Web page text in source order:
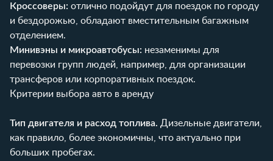
Кроссоверы: отлично подойдут для поездок по городу
и бездорожью, обладают вместительным багажным
отделением.
Минивэны и микроавтобусы: незаменимы для
перевозки групп людей, например, для организации
трансферов или корпоративных поездок.
Критерии выбора авто в аренду
Тип двигателя и расход топлива. Дизельные двигатели,
как правило, более экономичны, что актуально при
больших пробегах.